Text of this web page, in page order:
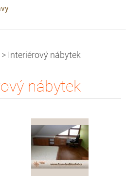
> Interiérový nábytek
nábytek